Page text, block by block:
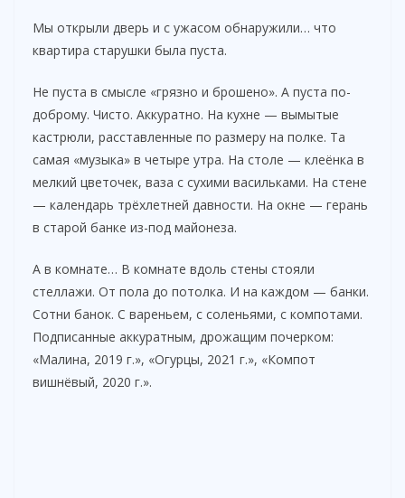
Мы открыли дверь и с ужасом обнаружили… что
квартира старушки была пуста.
Не пуста в смысле «грязно и брошено». А пуста по-
доброму. Чисто. Аккуратно. На кухне — вымытые
кастрюли, расставленные по размеру на полке. Та
самая «музыка» в четыре утра. На столе — клеёнка в
мелкий цветочек, ваза с сухими васильками. На стене
— календарь трёхлетней давности. На окне — герань
в старой банке из-под майонеза.
А в комнате… В комнате вдоль стены стояли
стеллажи. От пола до потолка. И на каждом — банки.
Сотни банок. С вареньем, с соленьями, с компотами.
Подписанные аккуратным, дрожащим почерком:
«Малина, 2019 г.», «Огурцы, 2021 г.», «Компот
вишнёвый, 2020 г.».